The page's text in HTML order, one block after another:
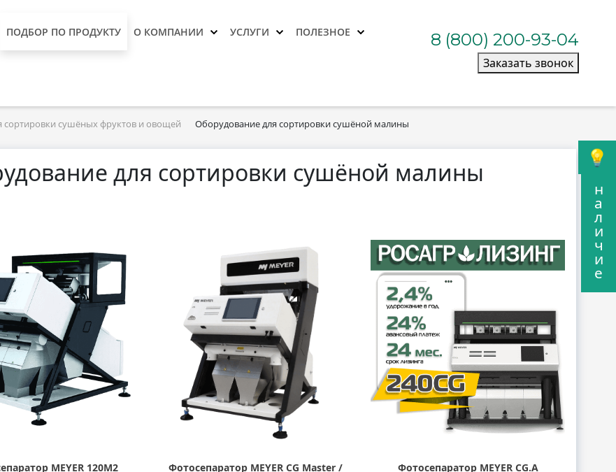
н
а
л
и
ч
и
е
ПОДБОР ПО ПРОДУКТУ О КОМПАНИИ УСЛУГИ ПОЛЕЗНОЕ 8 (800) 200-93-04
Заказать звонок
сортировки сушёных фруктов и овощей Оборудование для сортировки сушёной малины
для сортировки сушёной малины
MEYER 120M2
Фотосепаратор MEYER CG Master /
Фотосепаратор MEYER CG.A